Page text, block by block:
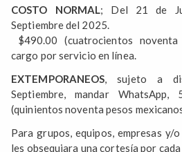
COSTO NORMAL; Del 21 de
Septiembre del 2025.
$490.00 (cuatrocientos noventa
cargo por servicio en línea.
EXTEMPORANEOS, sujeto a
Septiembre, mandar
(quinientos noventa pesos
Para grupos, equipos, empresas y/
les obsequiara una cortesía por